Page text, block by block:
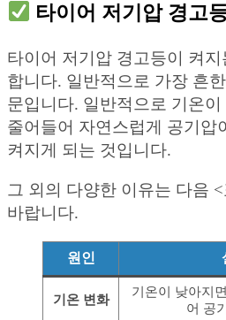
타이어 저기압 경고
타이어 저기압 경고등이 켜
합니다. 일반적으로 가장 흔
문입니다. 일반적으로 기온
줄어들어 자연스럽게 공기압
켜지게 되는 것입니다.
그 외의 다양한 이유는 다음
바랍니다.
원인
기온 변화
기온이 낮아지
어 공